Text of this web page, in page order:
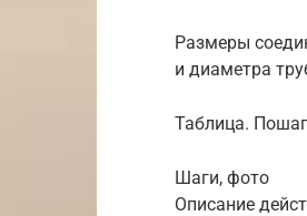
Размеры
и диаметра
Таблица.
Шаги, фото
Описание